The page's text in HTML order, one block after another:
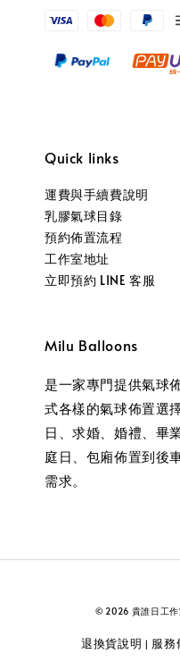
Quick links
運費與手續費說明
乳膠氣球目錄
預約佈置流程
工作室地址
立即預約 LINE 客服
Milu Balloons
是一家專門提供氣球
式各樣的氣球佈置選
日、求婚、婚禮、畢
庭日、包廂佈置到後
需求。
© 2026 貴誰日工
退換貨說明 | 服務